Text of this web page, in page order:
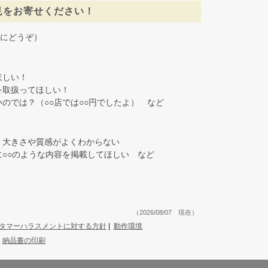
お寄せください！
どうぞ）
い！
扱ってほしい！
では？（○○店では○○円でしたよ） など
きさや質感がよくわからない
のような内容を掲載してほしい など
（2026/08/07 現在）
マーハラスメントに対する方針
動作環境
納品書の印刷